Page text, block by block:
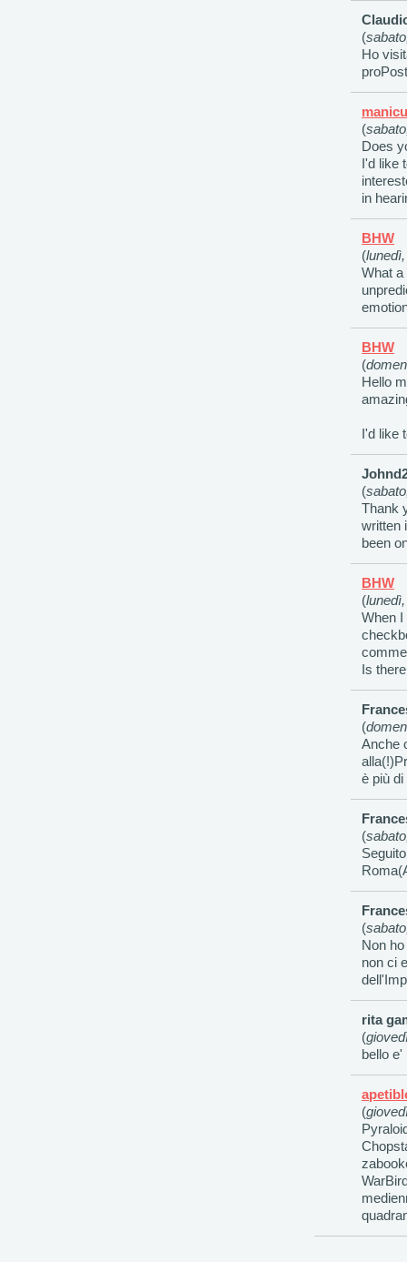
(
Ho
(
Does
I'd like
in
BHW
(
What
BHW
(
Hello
I'd like
(
Thank
written
been
BHW
(
When
Is
(
Anche
è più
(
(
Non
non ci
rita
(
bello
(